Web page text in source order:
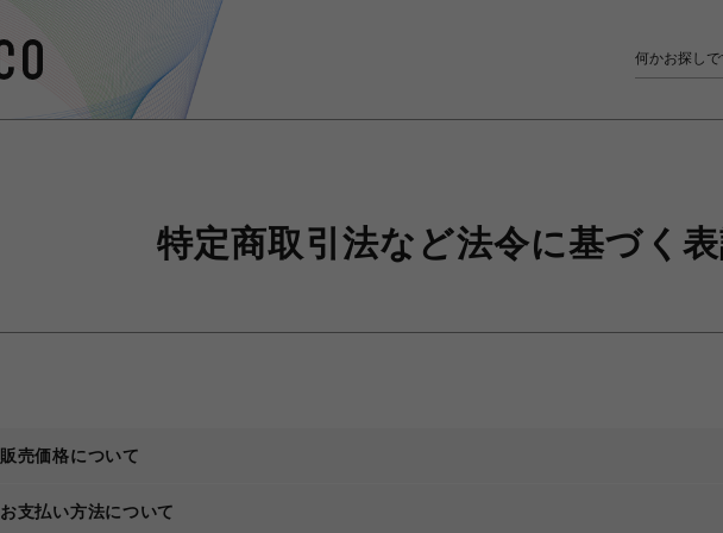
特定商取引法など法令に基づく
販売価格について
お支払い方法について